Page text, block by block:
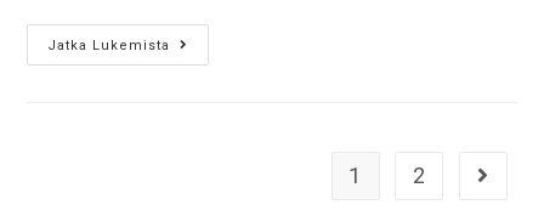
Jatka Lukemista
1 2